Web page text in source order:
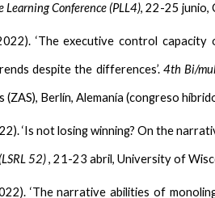
LearningConference (PLL4), 22-25 junio,
‘The executive control capacity
despite the differences’.4th Bi/
Berlín, Alemanía (congreso
‘Is not losing winning? On the
52), 21-23 abril, University of
‘The narrative abilities of